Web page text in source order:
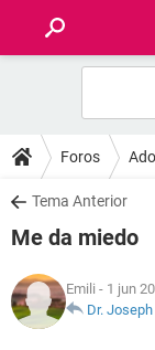
FOROS
SALUD
NUTRICIÓN
Foros
Tema Anterior
Me da miedo
Emili - 1 jun
Dr.